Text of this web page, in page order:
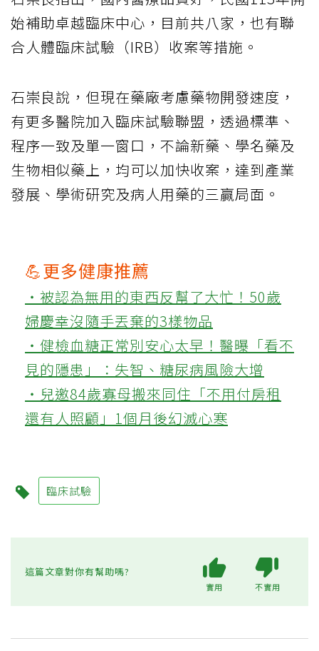
始補助卓越臨床中心，目前共八家，也有聯
合人體臨床試驗（IRB）收案等措施。
石崇良說，但現在藥廠考慮藥物開發速度，
有更多醫院加入臨床試驗聯盟，透過標準、
程序一致及單一窗口，不論新藥、學名藥及
生物相似藥上，均可以加快收案，達到產業
發展、學術研究及病人用藥的三贏局面。
💪更多健康推薦
‧被認為無用的東西反幫了大忙！50歲
婦慶幸沒隨手丟棄的3樣物品
‧健檢血糖正常別安心太早！醫曝「看不
見的隱患」：失智、糖尿病風險大增
‧兒邀84歲寡母搬來同住「不用付房租
還有人照顧」1個月後幻滅心寒
臨床試驗
這篇文章對你有幫助嗎?
實用 不實用